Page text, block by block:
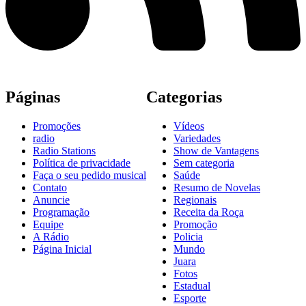
Páginas
Promoções
radio
Radio Stations
Política de privacidade
Faça o seu pedido musical
Contato
Anuncie
Programação
Equipe
A Rádio
Página Inicial
Categorias
Vídeos
Variedades
Show de Vantagens
Sem categoria
Saúde
Resumo de Novelas
Regionais
Receita da Roça
Promoção
Policia
Mundo
Juara
Fotos
Estadual
Esporte